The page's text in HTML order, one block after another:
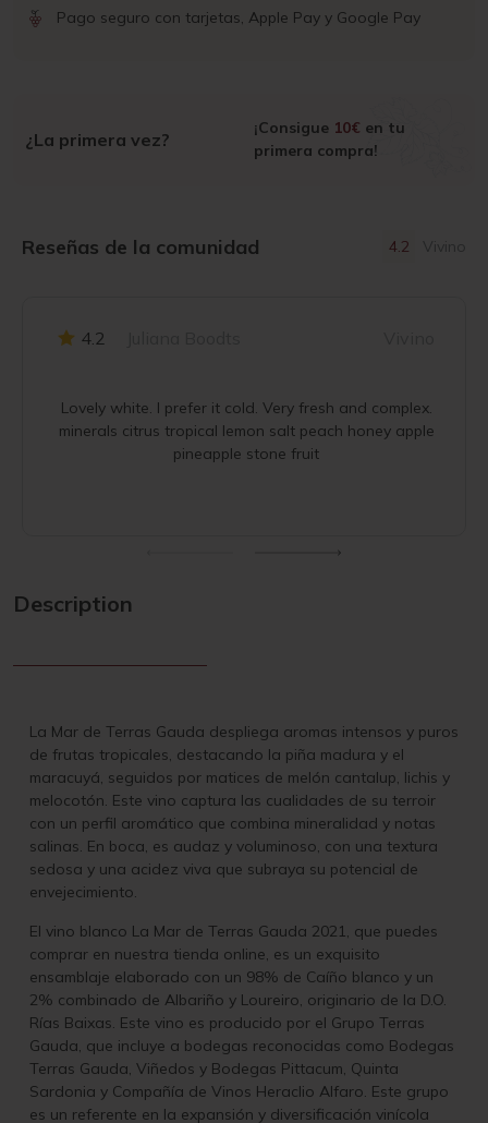
Pago seguro con tarjetas, Apple Pay y Google Pay
¿La primera vez?
¡Consigue 10€ en tu
primera compra!
Reseñas de la comunidad 4.2 Vivino
4.2
Lovely white. I prefer it cold. Very fresh and complex.
minerals citrus tropical lemon salt peach honey apple
pineapple stone fruit
Description
La Mar de Terras Gauda despliega aromas intensos y puros
de frutas tropicales, destacando la piña madura y el
maracuyá, seguidos por matices de melón cantalup, lichis y
melocotón. Este vino captura las cualidades de su terroir
con un perfil aromático que combina mineralidad y notas
salinas. En boca, es audaz y voluminoso, con una textura
sedosa y una acidez viva que subraya su potencial de
envejecimiento.
El vino blanco La Mar de Terras Gauda 2021, que puedes
comprar en nuestra tienda online, es un exquisito
ensamblaje elaborado con un 98% de Caíño blanco y un
2% combinado de Albariño y Loureiro, originario de la D.O.
Rías Baixas. Este vino es producido por el Grupo Terras
Gauda, que incluye a bodegas reconocidas como Bodegas
Terras Gauda, Viñedos y Bodegas Pittacum, Quinta
Sardonia y Compañía de Vinos Heraclio Alfaro. Este grupo
es un referente en la expansión y diversificación vinícola